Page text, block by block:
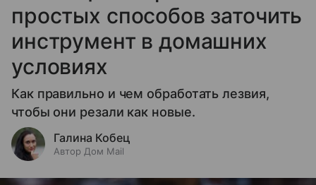
простых способов заточить
инструмент в домашних
условиях
Как правильно и чем обработать лезвия,
чтобы они резали как новые.
Галина Кобец
Автор Дом Mail